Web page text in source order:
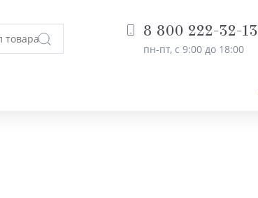
8 800 222-32-13
пн-пт, с 9:00 до 18:00